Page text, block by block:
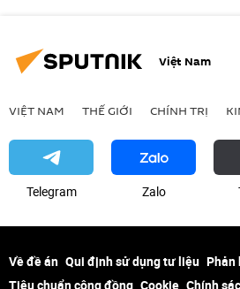
Việt Nam
VIỆT NAM THẾ GIỚI CHÍNH TRỊ
Telegram Zalo
Về đề án Qui định sử dụng tư liệu Phản
Tiêu chuẩn cộng đồng Cookie Chính